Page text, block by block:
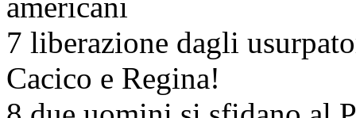
americani
7 liberazione dagli
Cacico e Regina!